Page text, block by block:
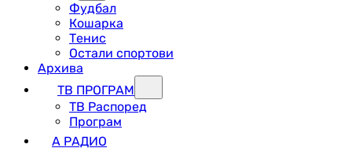
Фудбал
Кошарка
Тенис
Остали спортови
Архива
ТВ ПРОГРАМ
ТВ Распоред
Програм
А РАДИО